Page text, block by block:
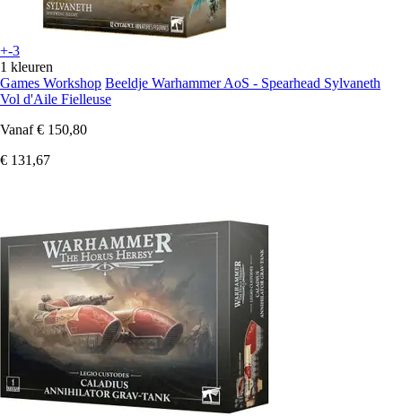
+-3
1 kleuren
Games Workshop Beeldje Warhammer AoS - Spearhead Sylvaneth
Vol d'Aile Fielleuse
Vanaf € 150,80
€ 131,67